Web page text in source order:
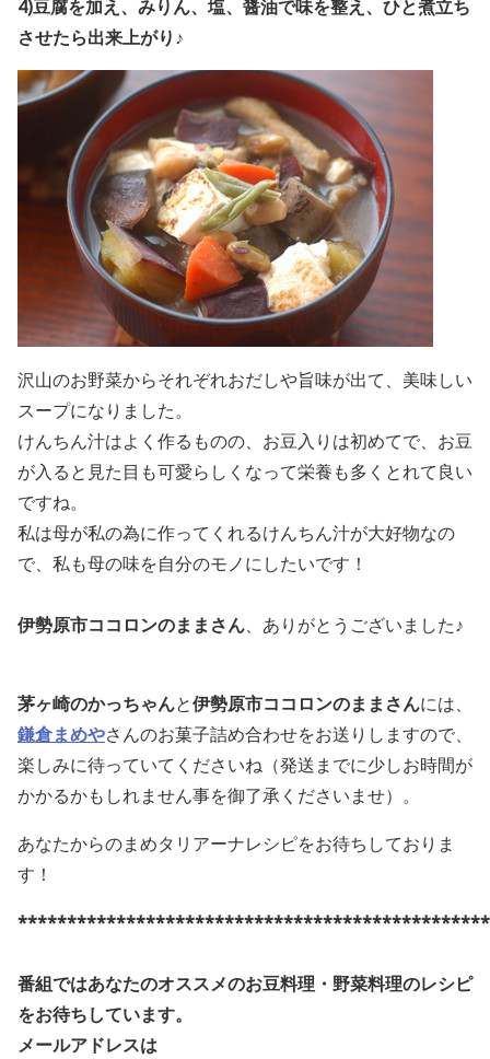
4)豆腐を加え、みりん、塩、醤油で味を整え、ひと煮立ち
させたら出来上がり♪
沢山のお野菜からそれぞれおだしや旨味が出て、美味しい
スープになりました。
けんちん汁はよく作るものの、お豆入りは初めてで、お豆
が入ると見た目も可愛らしくなって栄養も多くとれて良い
ですね。
私は母が私の為に作ってくれるけんちん汁が大好物なの
で、私も母の味を自分のモノにしたいです！
伊勢原市ココロンのままさん、ありがとうございました♪
茅ヶ崎のかっちゃんと伊勢原市ココロンのままさんには、
鎌倉まめやさんのお菓子詰め合わせをお送りしますので、
楽しみに待っていてくださいね（発送までに少しお時間が
かかるかもしれません事を御了承くださいませ）。
あなたからのまめタリアーナレシピをお待ちしておりま
す！
番組ではあなたのオススメのお豆料理・野菜料理のレシピ
をお待ちしています。
メールアドレスは